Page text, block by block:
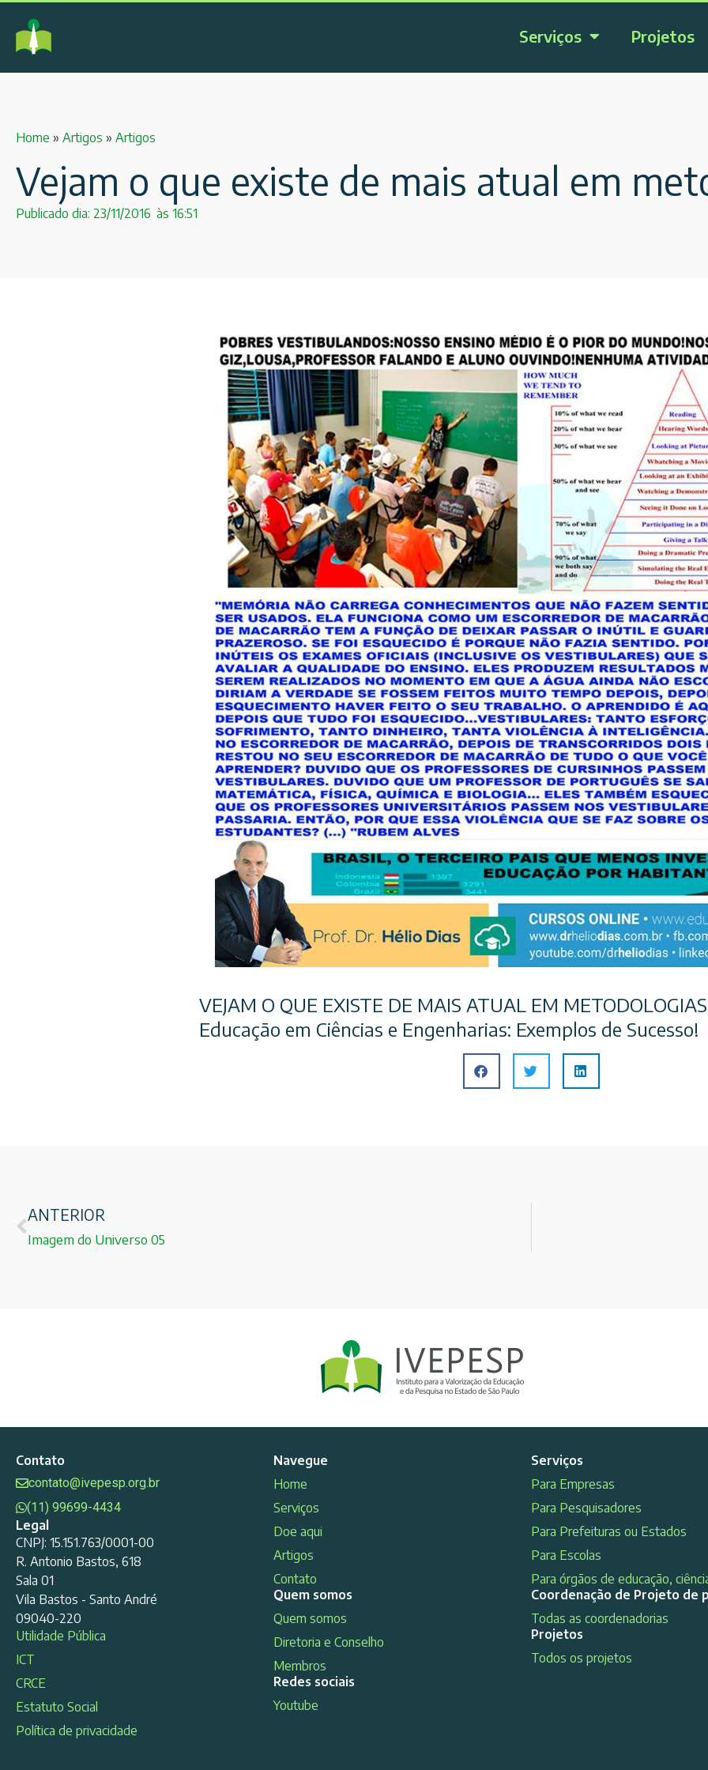
Serviços Projetos
Home » Artigos » Artigos
Vejam o que existe de mais atual em
Publicado dia: 23/11/2016 às 16:51
VEJAM O QUE EXISTE DE MAIS ATUAL EM
Educação em Ciências e Engenharias: Exemplos de Sucesso!
ANTERIOR
Imagem do Universo 05
Contato
contato@ivepesp.org.br
(11) 99699-4434
Legal
CNPJ: 15.151.763/0001-00
R. Antonio Bastos, 618
Sala 01
Vila Bastos - Santo André
09040-220
Utilidade Pública
ICT
CRCE
Estatuto Social
Política de privacidade
Navegue
Home
Serviços
Doe aqui
Artigos
Contato
Quem somos
Quem somos
Diretoria e Conselho
Membros
Redes sociais
Youtube
Serviços
Para Empresas
Para Pesquisadores
Para Prefeituras ou Estados
Para Escolas
Para órgãos de educação,
Coordenação de Projeto de
Todas as coordenadorias
Projetos
Todos os projetos